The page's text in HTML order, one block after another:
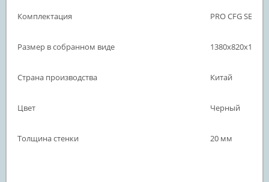
Комплектация PRO CFG SE
Размер в собранном виде
Страна производства Китай
Цвет Черный
Толщина стенки 20 мм